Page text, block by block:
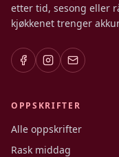
etter tid, sesong eller
kjøkkenet trenger
OPPSKRIFTER
Alle oppskrifter
Rask middag